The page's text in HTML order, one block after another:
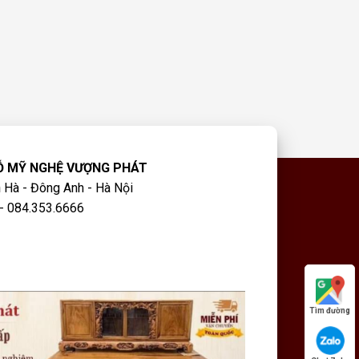
MỸ NGHỆ VƯỢNG PHÁT
Hà - Đông Anh - Hà Nội
084.353.6666
Tìm đường